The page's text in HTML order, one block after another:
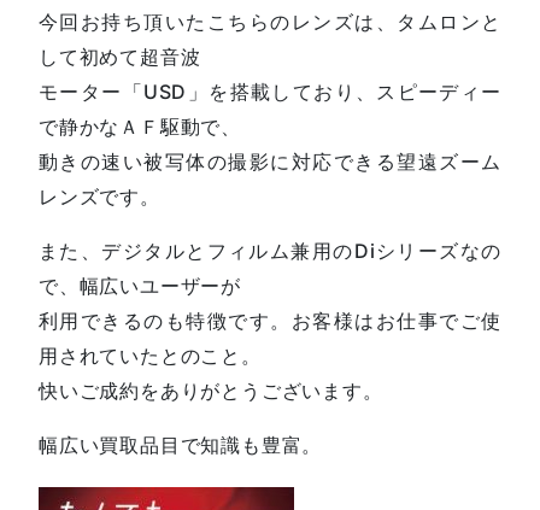
今回お持ち頂いたこちらのレンズは、タムロンと
して初めて超音波
モーター「USD」を搭載しており、スピーディー
で静かなＡＦ駆動で、
動きの速い被写体の撮影に対応できる望遠ズーム
レンズです。
また、デジタルとフィルム兼用のDiシリーズなの
で、幅広いユーザーが
利用できるのも特徴です。お客様はお仕事でご使
用されていたとのこと。
快いご成約をありがとうございます。
幅広い買取品目で知識も豊富。